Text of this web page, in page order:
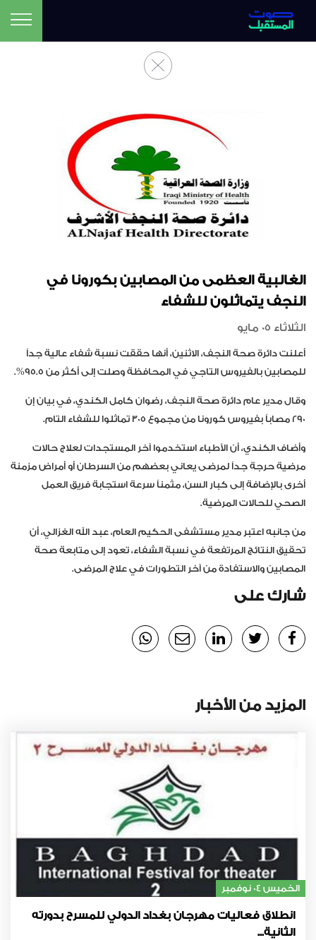
الغالبية العظمى من المصابين بكورونا في
النجف يتماثلون للشفاء
الثلاثاء 05 مايو
أعلنت دائرة صحة النجف، الاثنين، أنها حققت نسبة شفاء عالية جداً
للمصابين بالفيروس التاجي في المحافظة وصلت إلى أكثر من 95.5%.
وقال مدير عام دائرة صحة النجف، رضوان كامل الكندي، في بيان إن
290 مصاباً بفيروس كورونا من مجموع 305 تماثلوا للشفاء التام.
وأضاف الكندي، أن الأطباء استخدموا آخر المستجدات لعلاج حالات
مرضية حرجة جداً لمرضى يعاني بعضهم من السرطان أو أمراض مزمنة
أخرى بالإضافة إلى كبار السن، مثمناً سرعة استجابة فريق العمل
الصحي للحالات المرضية.
من جانبه اعتبر مدير مستشفى الحكيم العام، عبد الله الغزالي، أن
تحقيق النتائج المرتفعة في نسبة الشفاء، تعود إلى متابعة صحة
المصابين والاستفادة من آخر التطورات في علاج المرضى.
شارك على
المزيد من الأخبار
الخميس 04 نوفمبر
انطلاق فعاليات مهرجان بغداد الدولي للمسرح بدورته
الثانية...